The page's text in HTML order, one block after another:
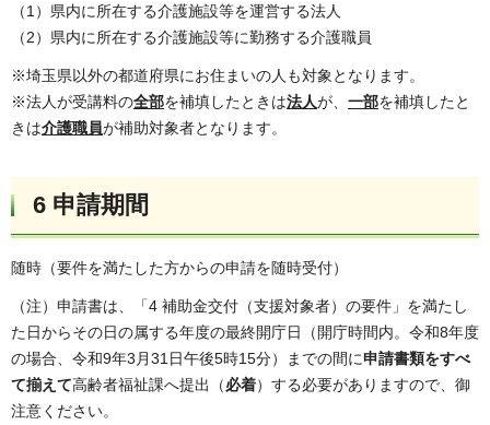
（1）県内に所在する介護施設等を運営する法人
（2）県内に所在する介護施設等に勤務する介護職員
※埼玉県以外の都道府県にお住まいの人も対象となります。
※法人が受講料の全部を補填したときは法人が、 一部を補填したと
きは介護職員が補助対象者となります。
6 申請期間
随時（要件を満たした方からの申請を随時受付）
（注）申請書は、「4 補助金交付（支援対象者）の要件」を満たし
た日からその日の属する年度の最終開庁日（開庁時間内。令和8年度
の場合、令和9年3月31日午後5時15分）までの間に申請書類をすべ
て揃えて高齢者福祉課へ提出（必着）する必要がありますので、御
注意ください。